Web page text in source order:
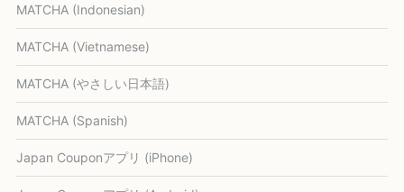
MATCHA (Indonesian)
MATCHA (Vietnamese)
MATCHA (やさしい日本語)
MATCHA (Spanish)
Japan Couponアプリ (iPhone)